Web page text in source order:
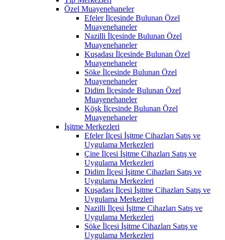
Özel Muayenehaneler
Efeler İlçesinde Bulunan Özel
Muayenehaneler
Nazilli İlçesinde Bulunan Özel
Muayenehaneler
Kuşadası İlçesinde Bulunan Özel
Muayenehaneler
Söke İlçesinde Bulunan Özel
Muayenehaneler
Didim İlçesinde Bulunan Özel
Muayenehaneler
Köşk İlçesinde Bulunan Özel
Muayenehaneler
İşitme Merkezleri
Efeler İlçesi İşitme Cihazları Satış ve
Uygulama Merkezleri
Çine İlçesi İşitme Cihazları Satış ve
Uygulama Merkezleri
Didim İlçesi İşitme Cihazları Satış ve
Uygulama Merkezleri
Kuşadası İlçesi İşitme Cihazları Satış ve
Uygulama Merkezleri
Nazilli İlçesi İşitme Cihazları Satış ve
Uygulama Merkezleri
Söke İlçesi İşitme Cihazları Satış ve
Uygulama Merkezleri